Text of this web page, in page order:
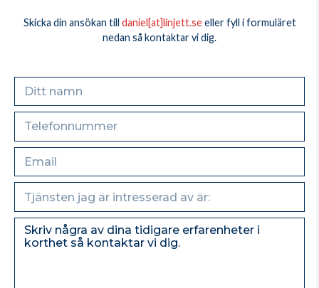
Skicka din ansökan till daniel[at]linjett.seeller fyll i formuläret
nedan så kontaktar vi dig.